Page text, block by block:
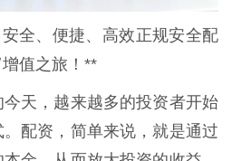
全、便捷、高效正规安全配
值之旅！**
天，越来越多的投资者开始
配资，简单来说，就是通过